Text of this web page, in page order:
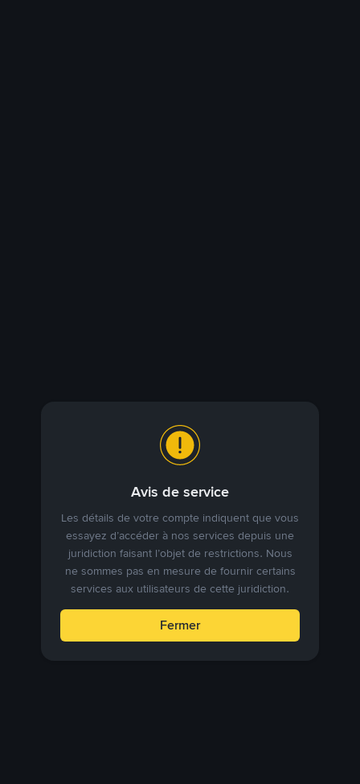
Avis de service
Les détails de votre compte indiquent que vous
essayez d’accéder à nos services depuis une
juridiction faisant l’objet de restrictions. Nous
ne sommes pas en mesure de fournir certains
services aux utilisateurs de cette juridiction.
Fermer